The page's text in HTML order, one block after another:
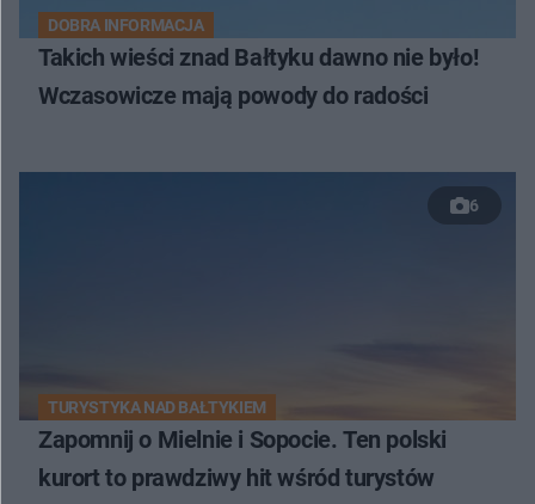
DOBRA INFORMACJA
Takich wieści znad Bałtyku dawno nie było!
Wczasowicze mają powody do radości
6
TURYSTYKA NAD BAŁTYKIEM
Zapomnij o Mielnie i Sopocie. Ten polski
kurort to prawdziwy hit wśród turystów